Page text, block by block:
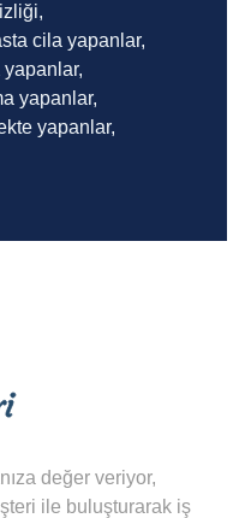
cila yapanlar,
yapanlar,
yapanlar,
yapanlar,
değer veriyor,
ile buluşturarak iş